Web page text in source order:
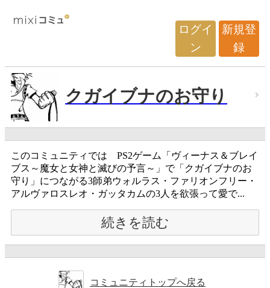
ログイ
ン
新規登
録
クガイブナのお守り
このコミュニティでは PS2ゲーム「ヴィーナス＆ブレイ
ブス～魔女と女神と滅びの予言～」で「クガイブナのお
守り」につながる3師弟ウォルラス・ファリオンフリー・
アルヴァロスレオ・ガッタカムの3人を欲張って愛で...
続きを読む
コミュニティトップへ戻る